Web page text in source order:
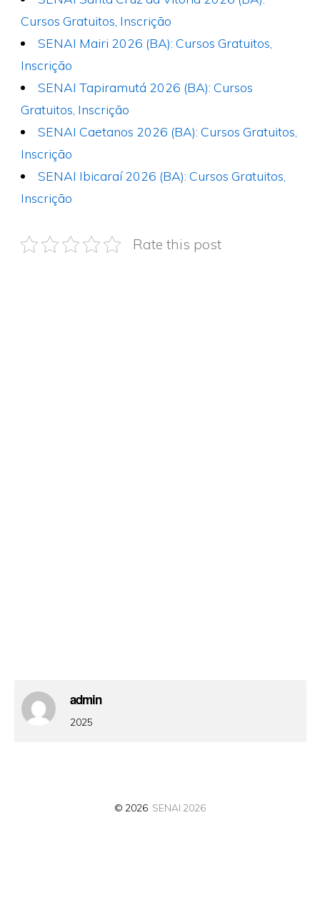
Cursos Gratuitos, Inscrição
SENAI Mairi 2026 (BA): Cursos Gratuitos,
Inscrição
SENAI Tapiramutá 2026 (BA): Cursos
Gratuitos, Inscrição
SENAI Caetanos 2026 (BA): Cursos Gratuitos,
Inscrição
SENAI Ibicaraí 2026 (BA): Cursos Gratuitos,
Inscrição
Rate this post
admin
2025
© 2026 SENAI 2026